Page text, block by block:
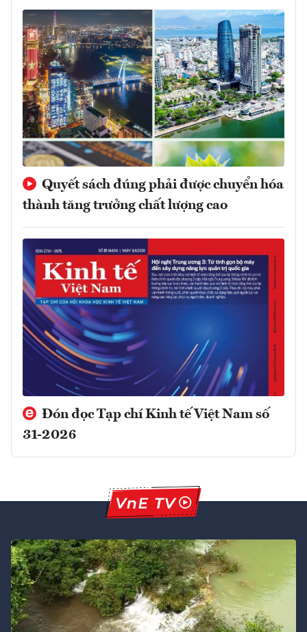
Quyết sách đúng phải được chuyển hóa
thành tăng trưởng chất lượng cao
Đón đọc Tạp chí Kinh tế Việt Nam số
31-2026